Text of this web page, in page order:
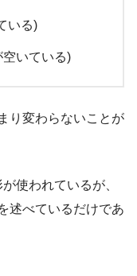
いる)
空いている)
り変わらないことが
使われているが、
述べているだけであ